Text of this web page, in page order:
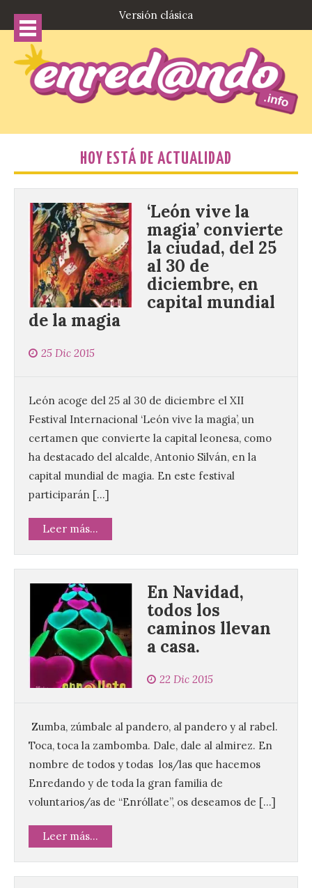
Versión clásica
HOY ESTÁ DE ACTUALIDAD
‘León vive la
magia’ convierte
la ciudad, del 25
al 30 de
diciembre, en
capital mundial
de la magia
25 Dic 2015
León acoge del 25 al 30 de diciembre el XII
Festival Internacional ‘León vive la magia’, un
certamen que convierte la capital leonesa, como
ha destacado del alcalde, Antonio Silván, en la
capital mundial de magia. En este festival
participarán […]
Leer más...
En Navidad,
todos los
caminos llevan
a casa.
22 Dic 2015
Zumba, zúmbale al pandero, al pandero y al rabel.
Toca, toca la zambomba. Dale, dale al almirez. En
nombre de todos y todas los/las que hacemos
Enredando y de toda la gran familia de
voluntarios/as de “Enróllate”, os deseamos de […]
Leer más...